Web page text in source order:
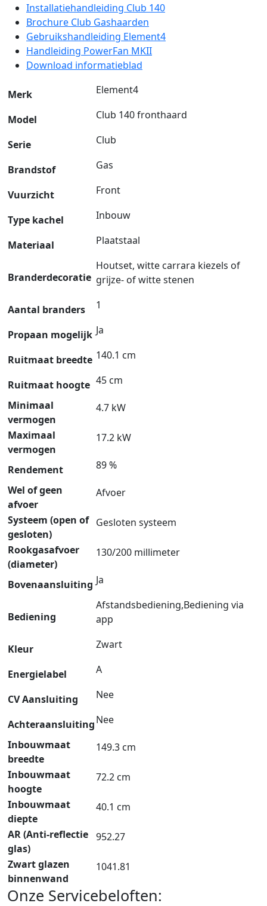
Installatiehandleiding Club 140
Brochure Club Gashaarden
Gebruikshandleiding Element4
Handleiding PowerFan MKII
Download informatieblad
Merk Element4
Model Club 140 fronthaard
Serie Club
Brandstof Gas
Vuurzicht Front
Type kachel Inbouw
Materiaal Plaatstaal
Branderdecoratie
Houtset, witte carrara kiezels of
grijze- of witte stenen
Aantal branders 1
Propaan mogelijk Ja
Ruitmaat breedte 140.1 cm
Ruitmaat hoogte 45 cm
Minimaal
vermogen
4.7 kW
Maximaal
vermogen
17.2 kW
Rendement
89 %
Wel of geen
afvoer
Afvoer
Systeem (open of
gesloten)
Gesloten systeem
Rookgasafvoer
(diameter)
130/200 millimeter
Bovenaansluiting Ja
Bediening
Afstandsbediening,Bediening via
app
Kleur Zwart
Energielabel A
CV Aansluiting Nee
AchteraansluitingNee
Inbouwmaat
breedte
149.3 cm
Inbouwmaat
hoogte
72.2 cm
Inbouwmaat
diepte
40.1 cm
AR (Anti-reflectie
glas)
952.27
Zwart glazen
binnenwand
1041.81
Onze Servicebeloften: